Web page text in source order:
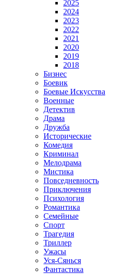
2025
2024
2023
2022
2021
2020
2019
2018
Бизнес
Боевик
Боевые Искусства
Военные
Детектив
Драма
Дружба
Исторические
Комедия
Криминал
Мелодрама
Мистика
Повседневность
Приключения
Психология
Романтика
Семейные
Спорт
Трагедия
Триллер
Ужасы
Уся-Сянься
Фантастика